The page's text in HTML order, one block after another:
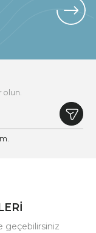
geçebilirsiniz